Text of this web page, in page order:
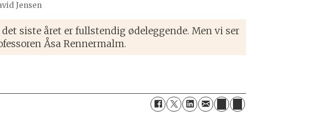
Jensen
siste året er fullstendig ødeleggende. Men vi ser
Åsa Rennermalm.